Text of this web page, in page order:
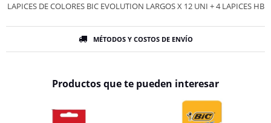
LAPICES DE COLORES BIC EVOLUTION LARGOS X 12 UNI + 4 LAPICES HB
MÉTODOS Y COSTOS DE ENVÍO
Productos que te pueden interesar